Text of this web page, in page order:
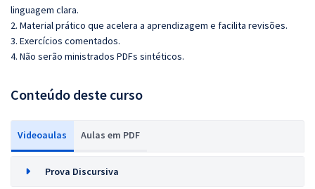
linguagem clara.
2. Material prático que acelera a aprendizagem e facilita revisões.
3. Exercícios comentados.
4. Não serão ministrados PDFs sintéticos.
Conteúdo deste curso
Videoaulas Aulas em PDF
Prova Discursiva